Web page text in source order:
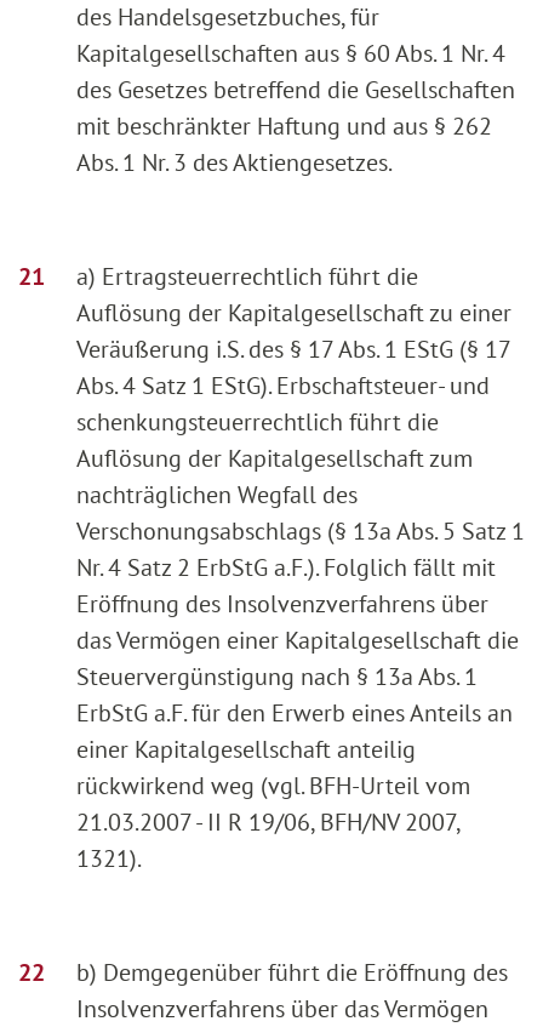
des Handelsgesetzbuches, für
Kapitalgesellschaften aus § 60 Abs. 1 Nr. 4
des Gesetzes betreffend die Gesellschaften
mit beschränkter Haftung und aus § 262
Abs. 1 Nr. 3 des Aktiengesetzes.
a) Ertragsteuerrechtlich führt die
Auflösung der Kapitalgesellschaft zu einer
Veräußerung i.S. des § 17 Abs. 1 EStG (§ 17
Abs. 4 Satz 1 EStG). Erbschaftsteuer- und
schenkungsteuerrechtlich führt die
Auflösung der Kapitalgesellschaft zum
nachträglichen Wegfall des
Verschonungsabschlags (§ 13a Abs. 5 Satz 1
Nr. 4 Satz 2 ErbStG a.F.). Folglich fällt mit
Eröffnung des Insolvenzverfahrens über
das Vermögen einer Kapitalgesellschaft die
Steuervergünstigung nach § 13a Abs. 1
ErbStG a.F. für den Erwerb eines Anteils an
einer Kapitalgesellschaft anteilig
rückwirkend weg (vgl. BFH-Urteil vom
21.03.2007 - II R 19/06, BFH/NV 2007,
1321).
b) Demgegenüber führt die Eröffnung des
Insolvenzverfahrens über das Vermögen